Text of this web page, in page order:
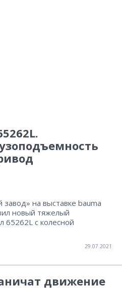
на выставке bauma
новый тяжелый
65262L с колесной
29.07.2021
движение